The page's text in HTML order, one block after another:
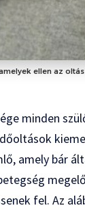
ellen az
minden
amely bár
fel. Az